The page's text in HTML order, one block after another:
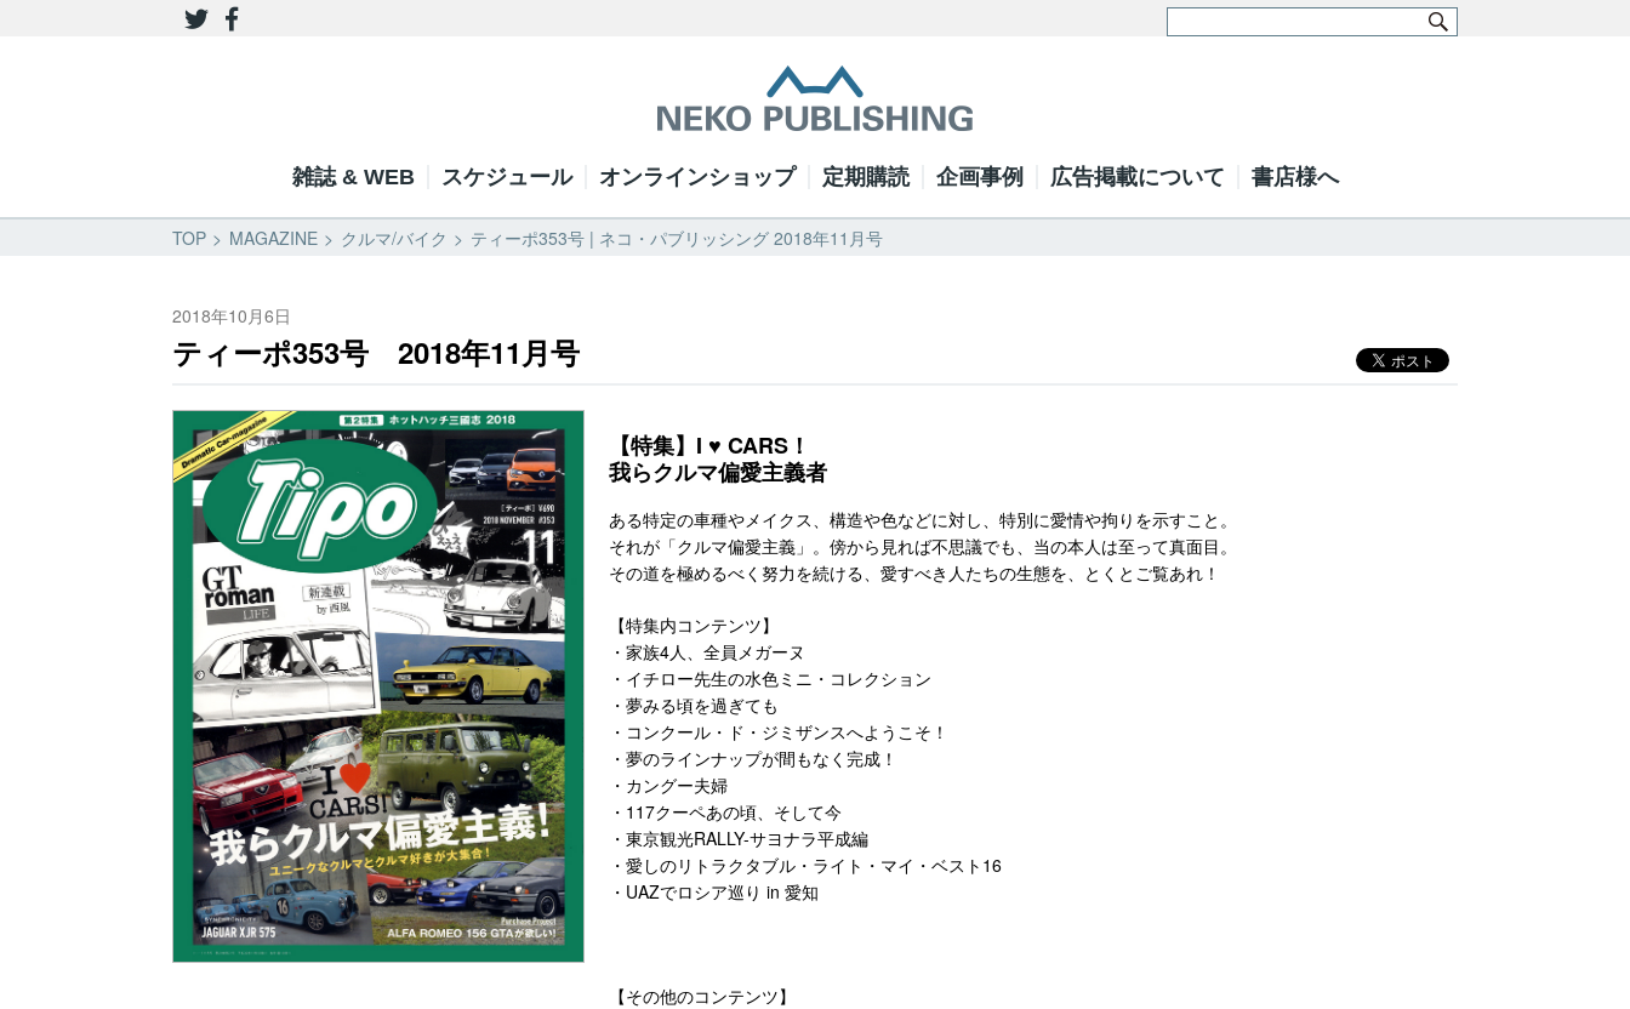
雑誌 & WEB スケジュール オンラインショップ 定期購読 企画事例 広告掲載について 書店様へ
TOP MAGAZINE クルマ/バイク ティーポ353号 | ネコ・パブリッシング 2018年11月号
2018年10月6日
ティーポ353号 2018年11月号
【特集】I ♥ CARS！
我らクルマ偏愛主義者
ある特定の車種やメイクス、構造や色などに対し、特別に愛情や拘りを示すこと。
それが「クルマ偏愛主義」。傍から見れば不思議でも、当の本人は至って真面目。
その道を極めるべく努力を続ける、愛すべき人たちの生態を、とくとご覧あれ！
【特集内コンテンツ】
・家族4人、全員メガーヌ
・イチロー先生の水色ミニ・コレクション
・夢みる頃を過ぎても
・コンクール・ド・ジミザンスへようこそ！
・夢のラインナップが間もなく完成！
・カングー夫婦
・117クーペあの頃、そして今
・東京観光RALLY-サヨナラ平成編
・愛しのリトラクタブル・ライト・マイ・ベスト16
・UAZでロシア巡り in 愛知
【その他のコンテンツ】